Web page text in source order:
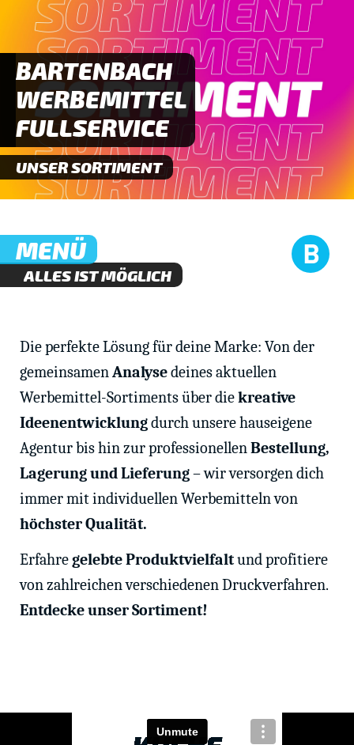
MENÜ
BARTENBACH
WERBEMITTEL
FULLSERVICE
UNSER SORTIMENT
ALLES IST MÖGLICH
Die perfekte Lösung für deine Marke: Von der
gemeinsamenAnalysedeines aktuellen
Werbemittel-Sortiments über diekreative
Ideenentwicklungdurch unsere hauseigene
Agentur bis hin zur professionellenBestellung,
Lagerung und Lieferung– wir versorgen dich
immer mit individuellen Werbemitteln von
höchster Qualität.
Erfahregelebte Produktvielfaltund profitiere
von zahlreichen verschiedenen Druckverfahren.
Entdecke unser Sortiment!